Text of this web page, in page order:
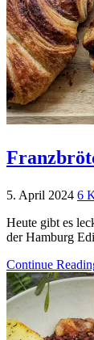
5. April 2024 6
Heute gibt es
der Hamburg
Continue